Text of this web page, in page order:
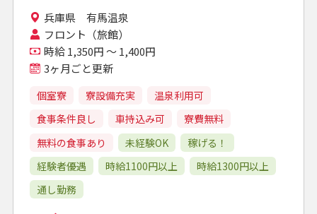
兵庫県 有馬温泉
フロント（旅館）
時給 1,350円 ～ 1,400円
3ヶ月ごと更新
個室寮 寮設備充実
温泉利用可
食事条件良し
車持込み可
寮費無料
無料の食事あり
未経験OK
稼げる！
経験者優遇
時給1100円以上
時給1300円以上
通し勤務